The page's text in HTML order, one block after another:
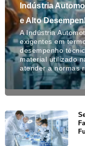
Indústria
e Alto
A Indústria
exigentes em
desempenho
material utilizado
atender a normas